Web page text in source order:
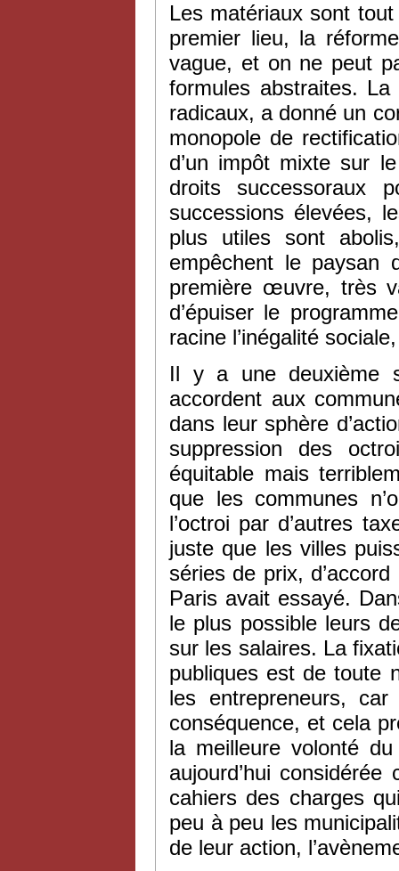
Les matériaux sont
premier lieu, la
vague, et on ne peut
formules abstraites.
radicaux, a donné un
monopole de
d’un impôt mixte sur
droits successoraux
successions élevées,
plus utiles sont
empêchent le paysan
première œuvre, très
d’épuiser le
racine l’inégalité
Il y a une deuxième
accordent aux
dans leur sphère
suppression des
équitable mais
que les communes
l’octroi par d’autres
juste que les villes
séries de prix,
Paris avait essayé.
le plus possible leurs
sur les salaires. La
publiques est de toute
les entrepreneurs,
conséquence, et cela
la meilleure volonté
aujourd’hui
cahiers des charges
peu à peu les
de leur action,